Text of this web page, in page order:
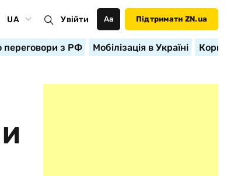
UA Увійти Аа Підтримати ZN.ua
переговори з РФ Мобілізація в Україні